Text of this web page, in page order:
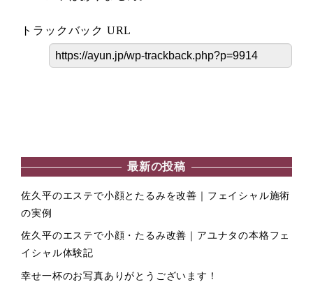
トラックバック URL
最新の投稿
佐久平のエステで小顔とたるみを改善｜フェイシャル施術
の実例
佐久平のエステで小顔・たるみ改善｜アユナタの本格フェ
イシャル体験記
幸せ一杯のお写真ありがとうございます！